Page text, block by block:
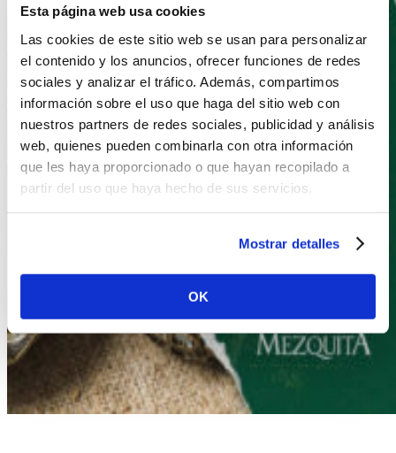
Esta página web usa cookies
Las cookies de este sitio web se usan para personalizar
el contenido y los anuncios, ofrecer funciones de redes
sociales y analizar el tráfico. Además, compartimos
información sobre el uso que haga del sitio web con
nuestros partners de redes sociales, publicidad y análisis
web, quienes pueden combinarla con otra información
que les haya proporcionado o que hayan recopilado a
partir del uso que haya hecho de sus servicios.
Mostrar detalles
OK